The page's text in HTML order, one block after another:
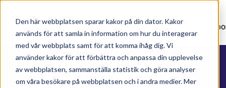
Den här webbplatsen sparar kakor på din dator. Kakor
används för att samla in information om hur du interagerar
med vår webbplats samt för att komma ihåg dig. Vi
använder kakor för att förbättra och anpassa din upplevelse
av webbplatsen, sammanställa statistik och göra analyser
om våra besökare på webbplatsen och i andra medier. Mer
Nyhetsartiklar Utbildningar Supportavtal